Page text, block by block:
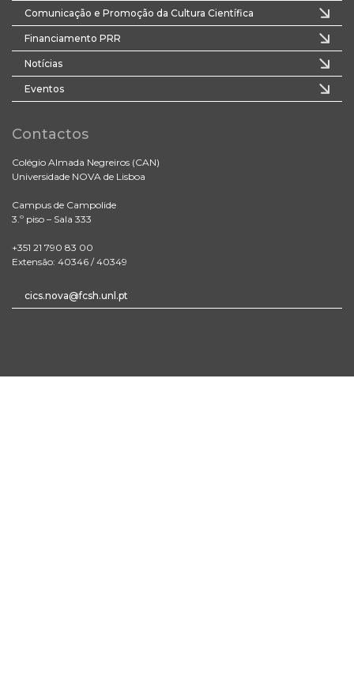
Comunicação e Promoção da Cultura Científica
Financiamento PRR
Notícias
Eventos
Contactos
Colégio Almada Negreiros (CAN)
Universidade NOVA de Lisboa
Campus de Campolide
3.º piso – Sala 333
+351 21 790 83 00
Extensão: 40346 / 40349
cics.nova@fcsh.unl.pt